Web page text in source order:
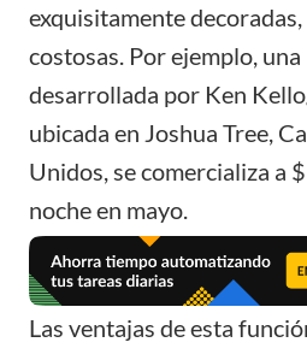
exquisitamente decoradas,
costosas. Por ejemplo,
desarrollada por Ken
ubicada en Joshua Tree,
Unidos, se comercializa a
noche en mayo.
Las ventajas de esta